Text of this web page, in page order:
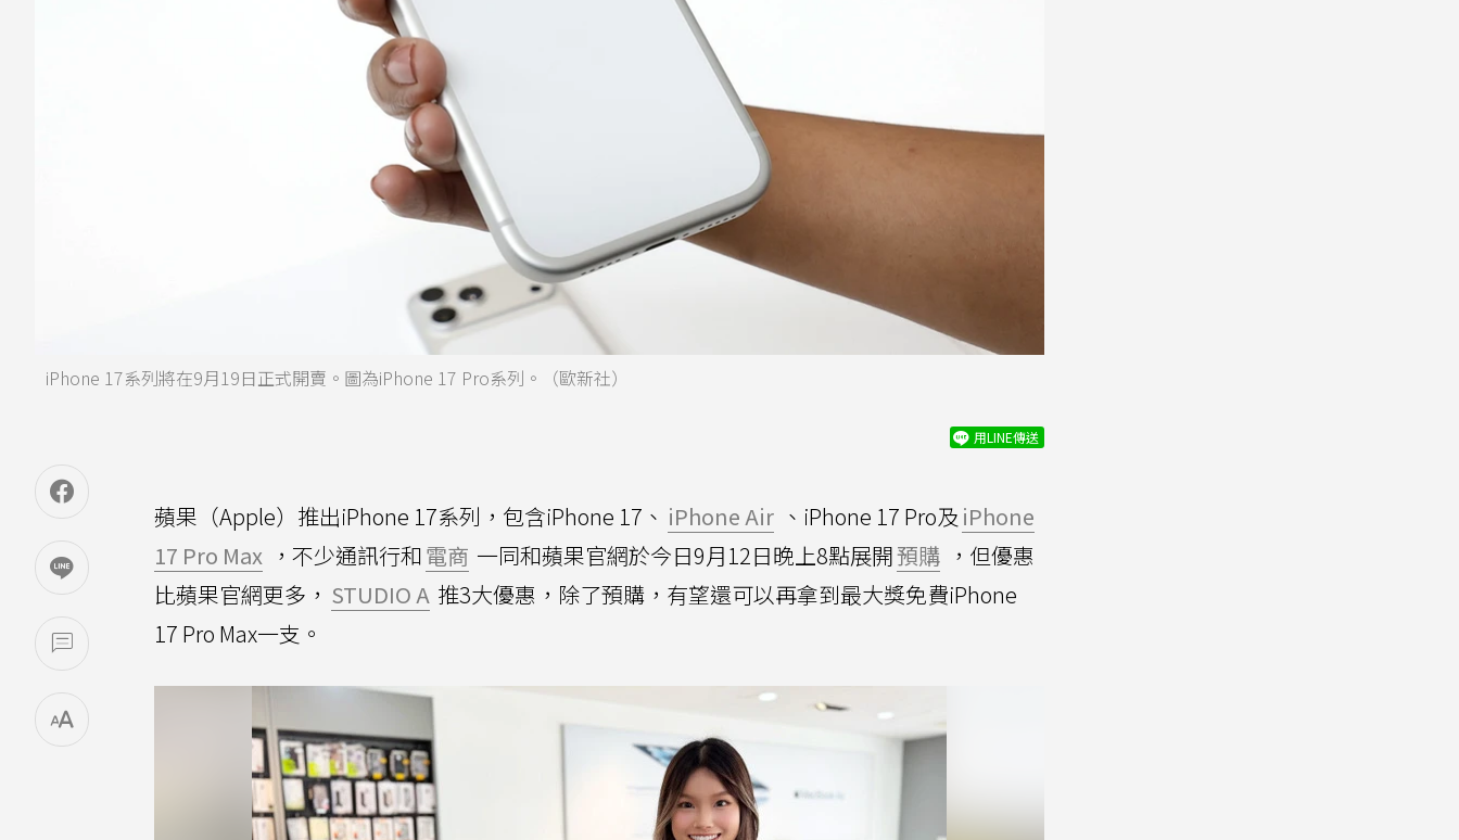
iPhone 17系列將在9月19日正式開賣。圖為iPhone 17 Pro系列。（歐新社）
用LINE傳送
蘋果（Apple）推出iPhone 17系列，包含iPhone 17、 iPhone Air 、iPhone 17 Pro及 iPhone
17 Pro Max ，不少通訊行和電商 一同和蘋果官網於今日9月12日晚上8點展開預購 ，但優惠
比蘋果官網更多， STUDIO A 推3大優惠，除了預購，有望還可以再拿到最大獎免費iPhone
17 Pro Max一支。